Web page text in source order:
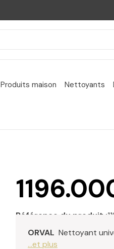
Produits maison Nettoyants
Référence du produit :
ORVAL Nettoyant
...et plus